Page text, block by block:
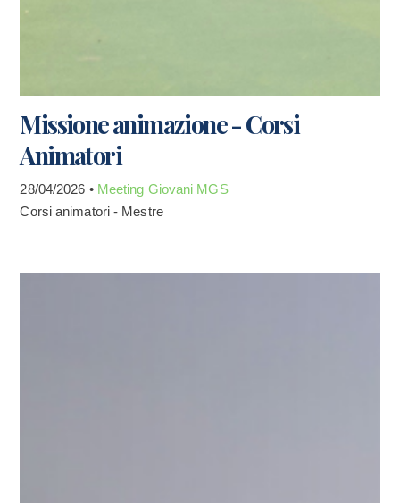
Missione animazione - Corsi
Animatori
28/04/2026 • Meeting Giovani MGS
Corsi animatori - Mestre